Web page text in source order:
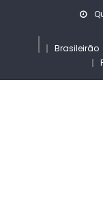
Brasileirão